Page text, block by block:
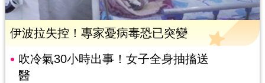
伊波拉失控！專家憂病毒恐已突變
吹冷氣30小時出事！女子全身抽搐送
醫